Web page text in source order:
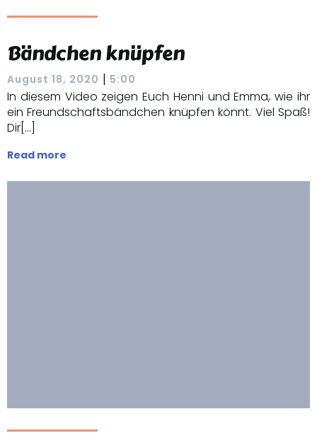
Bändchen knüpfen
August 18, 2020 | 5:00
In diesem Video zeigen Euch Henni und Emma, wie ihr
ein Freundschaftsbändchen knüpfen könnt. Viel Spaß!
Dir[…]
Read more